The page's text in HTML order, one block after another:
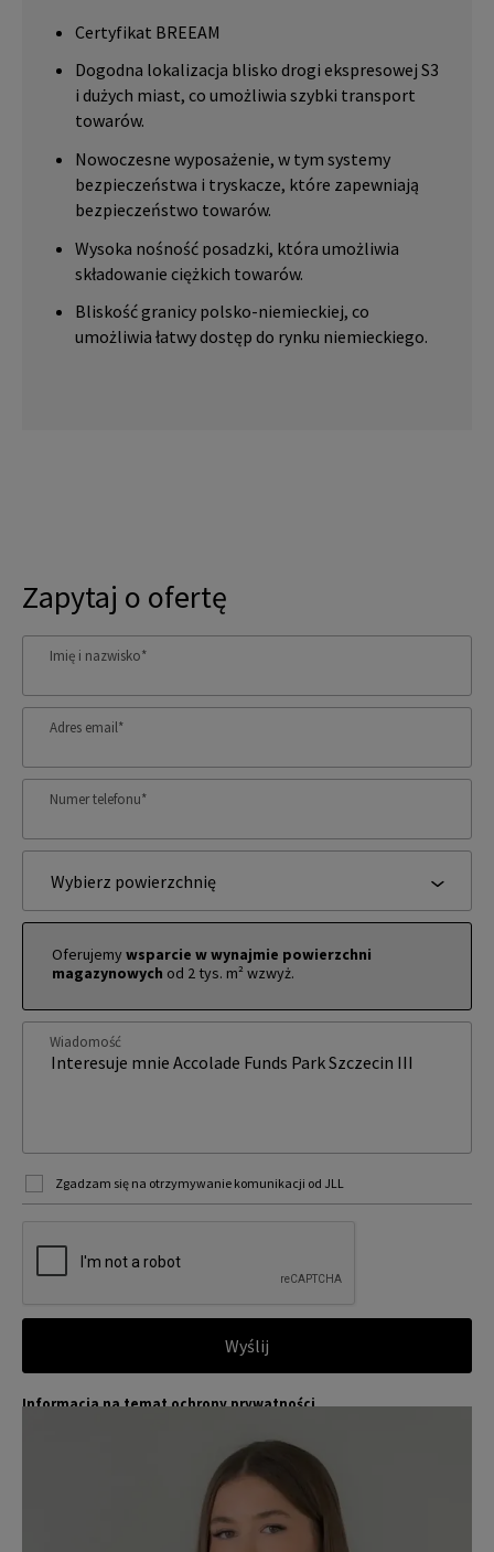
Certyfikat BREEAM
Dogodna lokalizacja blisko drogi ekspresowej S3
i dużych miast, co umożliwia szybki transport
towarów.
Nowoczesne wyposażenie, w tym systemy
bezpieczeństwa i tryskacze, które zapewniają
bezpieczeństwo towarów.
Wysoka nośność posadzki, która umożliwia
składowanie ciężkich towarów.
Bliskość granicy polsko-niemieckiej, co
umożliwia łatwy dostęp do rynku niemieckiego.
Zapytaj o ofertę
Imię i nazwisko*
Adres email*
Numer telefonu*
Wybierz powierzchnię
Oferujemywsparcie w wynajmie powierzchni
magazynowych od 2 tys. m² wzwyż.
Wiadomość
Zgadzam się na otrzymywanie komunikacji od JLL
Wyślij
Informacja na temat ochrony prywatności
iązanymi jest wiodącym globalnym dostawcą usług w zakresie zar
ządzania nieruchomościami i inwestycjami. Poważnie traktujemy
obowiązek ochrony przekazywanych nam danych osobowych.
Dane osobowe, które zbieramy od użytkowników, służą do zapew
nienia im dostępu do portalu magazyny.pl, umożliwienia im korzy
stania z portalu, a także, za ich zgodą, do wysyłania im komunika